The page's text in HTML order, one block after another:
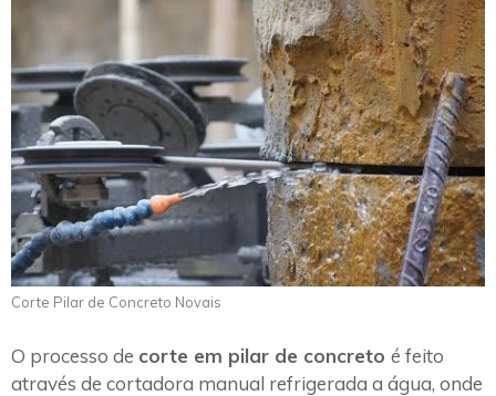
Corte Pilar de Concreto Novais
O processo de corte em pilar de concreto é feito
através de cortadora manual refrigerada a água, onde